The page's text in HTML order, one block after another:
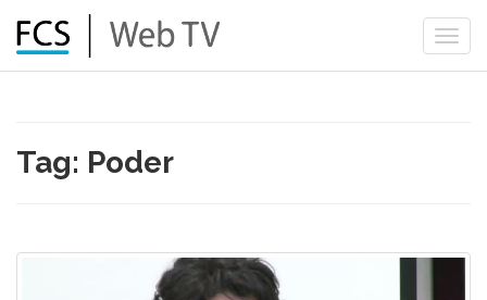
Tag: Poder